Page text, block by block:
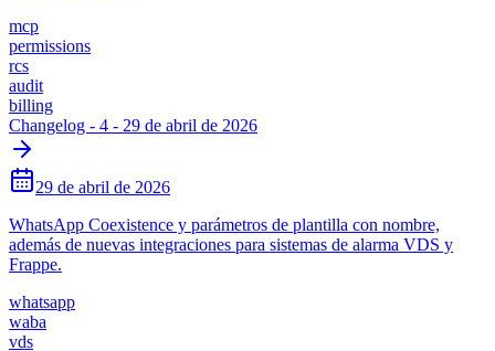
mcp
permissions
rcs
audit
billing
Changelog - 4 - 29 de abril de 2026
29 de abril de 2026
WhatsApp Coexistence y parámetros de plantilla con nombre,
además de nuevas integraciones para sistemas de alarma VDS y
Frappe.
whatsapp
waba
vds